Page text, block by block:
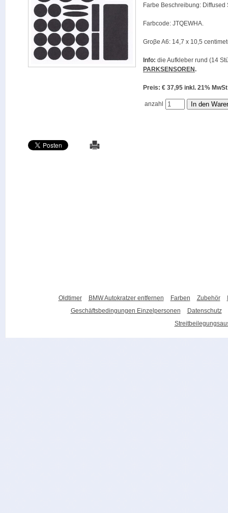
Farbe Beschreibung: Diffused
Farbcode: JTQEWHA.
Groβe A6: 14,7 x 10,5
Info: die Aufkleber rund (14
PARKSENSOREN.
Preis: € 37,95 inkl. 21%
anzahl
Oldtimer BMW Autokratzer entfernen Farben Zubehör
Geschäftsbedingungen Einzelpersonen
Datenschutz